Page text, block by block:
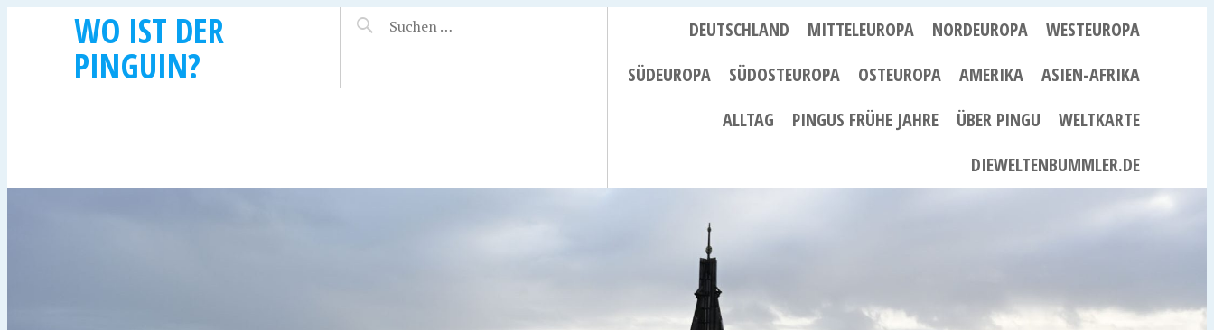
WO IST DER
PINGUIN?
DEUTSCHLAND MITTELEUROPA NORDEUROPA
WESTEUROPA
SÜDEUROPA
SÜDOSTEUROPA OSTEUROPA AMERIKA
ASIEN-AFRIKA
ALLTAG
PINGUS FRÜHE JAHRE ÜBER PINGU
WELTKARTE
DIEWELTENBUMMLER.DE